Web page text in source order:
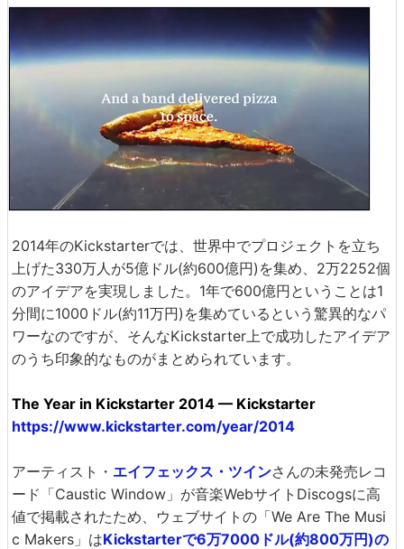
2014年のKickstarterでは、世界中でプロジェクトを立ち
上げた330万人が5億ドル(約600億円)を集め、2万2252個
のアイデアを実現しました。1年で600億円ということは1
分間に1000ドル(約11万円)を集めているという驚異的なパ
ワーなのですが、そんなKickstarter上で成功したアイデア
のうち印象的なものがまとめられています。
The Year in Kickstarter 2014 — Kickstarter
https://www.kickstarter.com/year/2014
アーティスト・ エイフェックス・ツインさんの未発売レコ
ード「Caustic Window」が音楽WebサイトDiscogsに高
値で掲載されたため、ウェブサイトの「We Are The Musi
c Makers」はKickstarterで6万7000ドル(約800万円)の